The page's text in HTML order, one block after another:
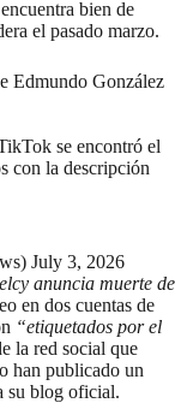
bien de
el pasado marzo.
Edmundo González
se encontró el
con la descripción
July 3, 2026
anuncia muerte de
en dos cuentas de
“etiquetados por el
la red social que
han publicado un
su blog oficial.